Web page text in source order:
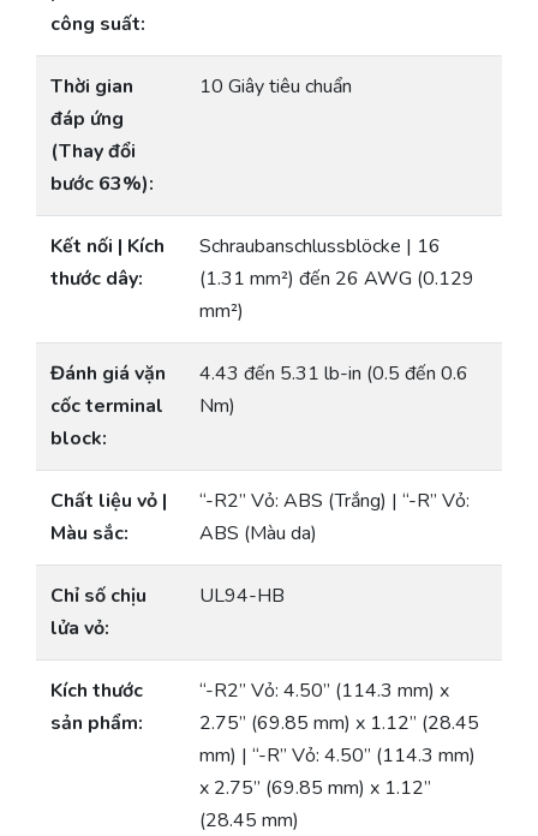
công suất:
Thời gian
đáp ứng
(Thay đổi
bước 63%):
10 Giây tiêu chuẩn
Kết nối | Kích
thước dây:
Schraubanschlussblöcke | 16
(1.31 mm²) đến 26 AWG (0.129
mm²)
Đánh giá vặn
cốc terminal
block:
4.43 đến 5.31 lb-in (0.5 đến 0.6
Nm)
Chất liệu vỏ |
Màu sắc:
“-R2” Vỏ: ABS (Trắng) | “-R” Vỏ:
ABS (Màu da)
Chỉ số chịu
lửa vỏ:
UL94-HB
Kích thước
sản phẩm:
“-R2” Vỏ: 4.50” (114.3 mm) x
2.75” (69.85 mm) x 1.12” (28.45
mm) | “-R” Vỏ: 4.50” (114.3 mm)
x 2.75” (69.85 mm) x 1.12”
(28.45 mm)